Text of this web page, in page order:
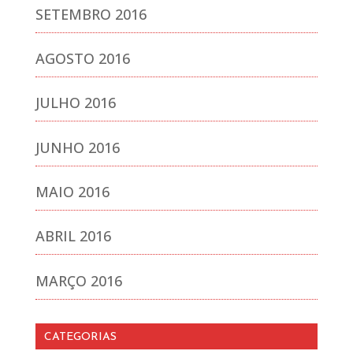
SETEMBRO 2016
AGOSTO 2016
JULHO 2016
JUNHO 2016
MAIO 2016
ABRIL 2016
MARÇO 2016
CATEGORIAS